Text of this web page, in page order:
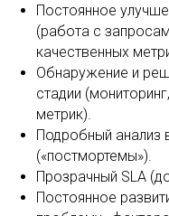
Постоянное
(работа с
качественных
Обнаружение и
стадии
метрик).
Подробный анализ
(«постмортемы»).
Прозрачный SLA
Постоянное